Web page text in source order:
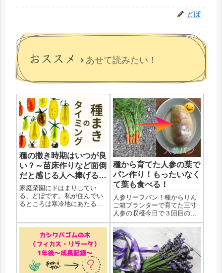
どぼ
おススメ あせて読みたい！
種の撒き時期はいつが良
い？～苗床作りなど面倒
だと感じる人へ捧げる種
まきのタイミング～
家庭菜園にドはまりしてい
る、どぼです。私が住んでい
るところは寒冷地にあたると
ません。そしてうまくいきま
せん。Youtubeを見ていると、
どうも、みなさんの撒き時と
わたしの地域の撒き時が全
種から育てた人参の葉で
パン作り！もったいなく
て葉も食べる！
人参リーフパン！種からりん
ご箱プランターで育てた三寸
人参の収穫今日で３回目の収
穫です。まだ残っている人参
を引いてみます。花が咲き始
めている人参は引き続き、植
えておいて種が取れるまで待
つ予定です。今日の収穫はこ
んな感じです。５本採れまし
た。葉...